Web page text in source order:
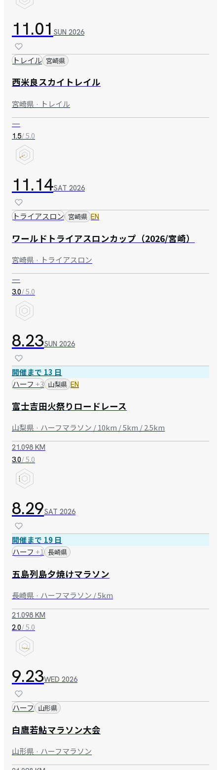
11.01 SUN 2026
トレイル 宮崎県
西米良スカイトレイル
宮崎県 · トレイル
—
1.5/ 5.0
11.14SAT 2026
トライアスロン 宮崎県 EN
ワールドトライアスロンカップ（2026/宮崎）
宮崎県 · トライアスロン
—
3.0/ 5.0
8.23SUN 2026
開催まで 13 日
ハーフ +3 山梨県 EN
富士吉田火祭りロードレース
山梨県 · ハーフマラソン / 10km / 5km / 2.5km
21.098 KM
3.0/ 5.0
8.29SAT 2026
開催まで 19 日
ハーフ +1 長崎県
五島列島夕焼けマラソン
長崎県 · ハーフマラソン / 5km
21.098 KM
2.0/ 5.0
9.23WED 2026
ハーフ 山形県
白鷹若鮎マラソン大会
山形県 · ハーフマラソン